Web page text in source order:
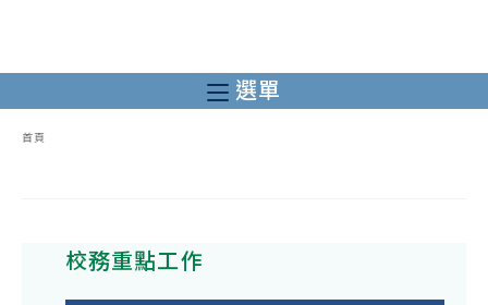
至
主
選單
首頁
校務重點工作